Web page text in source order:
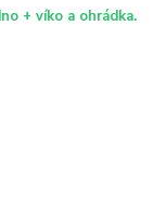
+ víko a ohrádka.